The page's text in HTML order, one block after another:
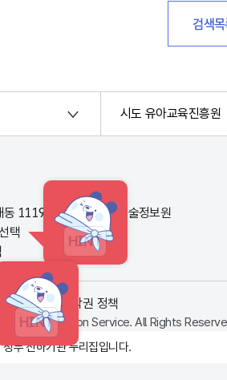
검색
시도 유아교육진흥원
1119번지) 한국교육학술정보원
택
HINT
HINT
료 다운로드저작권 정책
Information Service. All Rights
정부 산하기관 누리집입니다.